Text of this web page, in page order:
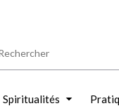
Spiritualités